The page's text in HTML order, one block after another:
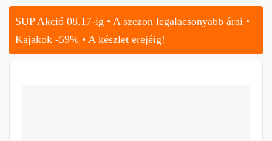
SUP Akció 08.17-ig • A szezon legalacsonyabb árai •
Kajakok -59% • A készlet erejéig!